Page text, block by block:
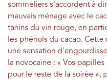
sommeliers s'accordent à
mauvais ménage avec le
tanins du vin rouge, en
les phénols du cacao.
une sensation
la novocaïne : « Vos
pour le reste de la soirée »,